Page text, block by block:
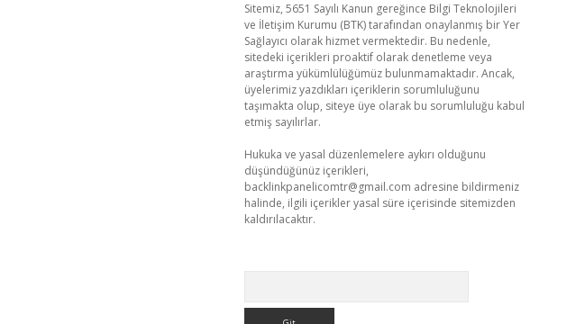
Sitemiz, 5651 Sayılı Kanun gereğince Bilgi Teknolojileri
ve İletişim Kurumu (BTK) tarafından onaylanmış bir Yer
Sağlayıcı olarak hizmet vermektedir. Bu nedenle,
sitedeki içerikleri proaktif olarak denetleme veya
araştırma yükümlülüğümüz bulunmamaktadır. Ancak,
üyelerimiz yazdıkları içeriklerin sorumluluğunu
taşımakta olup, siteye üye olarak bu sorumluluğu kabul
etmiş sayılırlar.
Hukuka ve yasal düzenlemelere aykırı olduğunu
düşündüğünüz içerikleri,
backlinkpanelicomtr@gmail.com adresine bildirmeniz
halinde, ilgili içerikler yasal süre içerisinde sitemizden
kaldırılacaktır.